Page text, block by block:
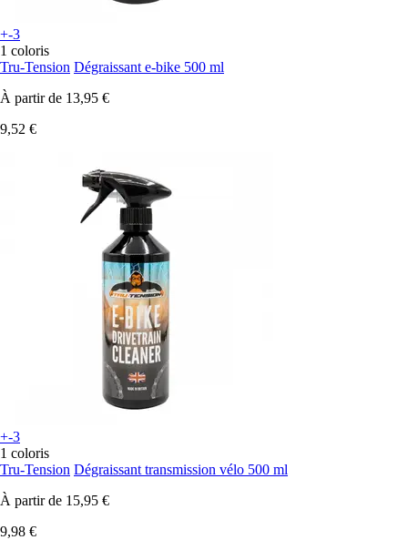
+-3
1 coloris
Tru-Tension Dégraissant e-bike 500 ml
À partir de 13,95 €
9,52 €
+-3
1 coloris
Tru-Tension Dégraissant transmission vélo 500 ml
À partir de 15,95 €
9,98 €